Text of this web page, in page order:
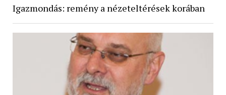
Igazmondás: remény a nézeteltérések korában